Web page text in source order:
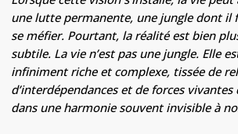
une lutte permanente, une jungle dont il
se méfier. Pourtant, la réalité est bien
subtile. La vie n’est pas une jungle. Elle
infiniment riche et complexe, tissée de
d’interdépendances et de forces vivantes
dans une harmonie souvent invisible à